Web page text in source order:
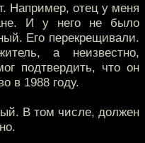
Например, отец у меня
И у него не было
Его перекрещивали.
а неизвестно,
подтвердить, что он
в 1988 году.
В том числе, должен